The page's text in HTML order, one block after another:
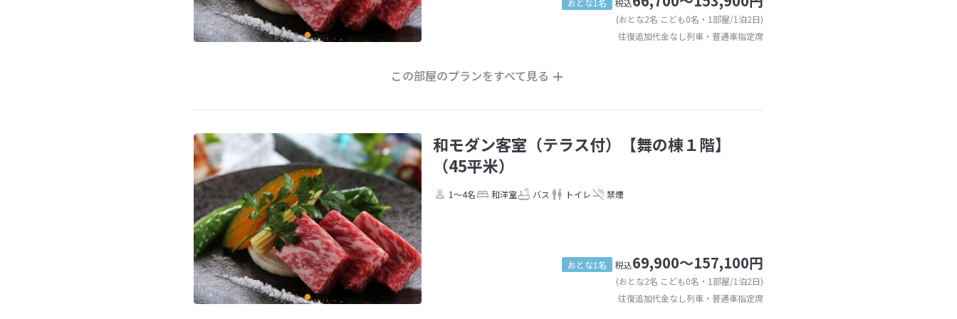
おとな1名 税込
(おとな2名 こども0名・1部屋/1泊2日)
往復追加代金なし列車・普通車指定席
この部屋のプランをすべて見る
和モダン客室（テラス付）【舞の棟１階】
（45平米）
1～4名 和洋室 バス トイレ 禁煙
おとな1名 税込69,900～157,100円
(おとな2名 こども0名・1部屋/1泊2日)
往復追加代金なし列車・普通車指定席